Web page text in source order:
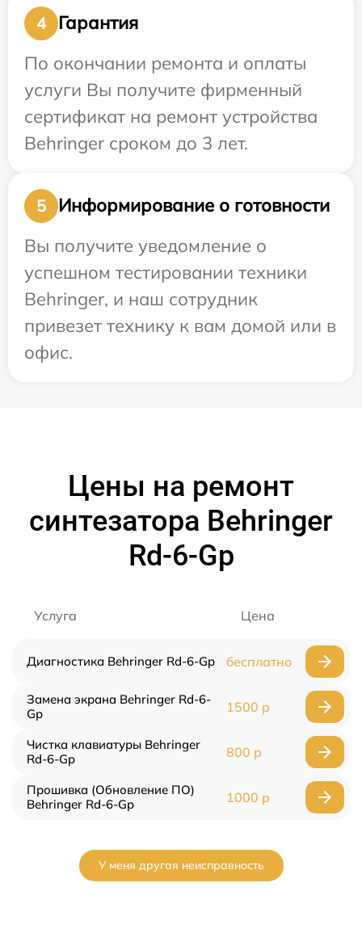
4
Гарантия
По окончании ремонта и оплаты
услуги Вы получите фирменный
сертификат на ремонт устройства
Behringer сроком до 3 лет.
5
Информирование о готовности
Вы получите уведомление о
успешном тестировании техники
Behringer, и наш сотрудник
привезет технику к вам домой или в
офис.
Цены на ремонт
синтезатора Behringer
Rd-6-Gp
Услуга Цена
Диагностика Behringer Rd-6-Gp бесплатно
Замена экрана Behringer Rd-6-
Gp
1500 р
Чистка клавиатуры Behringer
Rd-6-Gp
800 р
Прошивка (Обновление ПО)
Behringer Rd-6-Gp
1000 р
У меня другая неисправность